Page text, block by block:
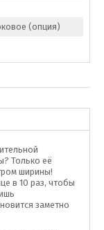
(опция)
Только её
ширины!
в 10 раз, чтобы
заметно